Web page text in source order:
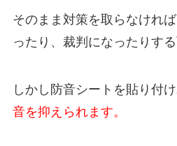
そのまま対策を取らなけれ
ったり、裁判になったりする
しかし防音シートを貼り付け
音を抑えられます。